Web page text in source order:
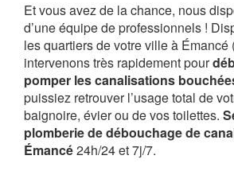
Et vous avez de la chance, nous
d’une équipe de professionnels !
les quartiers de votre ville à Émancé
intervenons très rapidement pour
pomper les canalisations
puissiez retrouver l’usage total de
baignoire, évier ou de vos toilettes.
plomberie de débouchage de
Émancé24h/24 et 7j/7.